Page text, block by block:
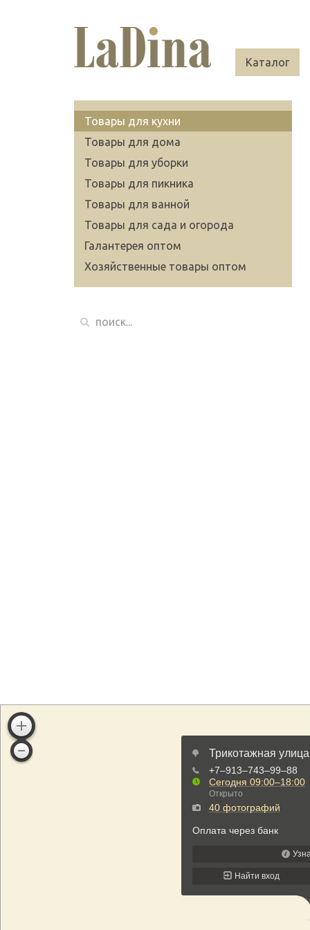
Каталог
Товары для кухни
Товары для дома
Товары для уборки
Товары для пикника
Товары для ванной
Товары для сада и огорода
Галантерея оптом
Хозяйственные товары оптом